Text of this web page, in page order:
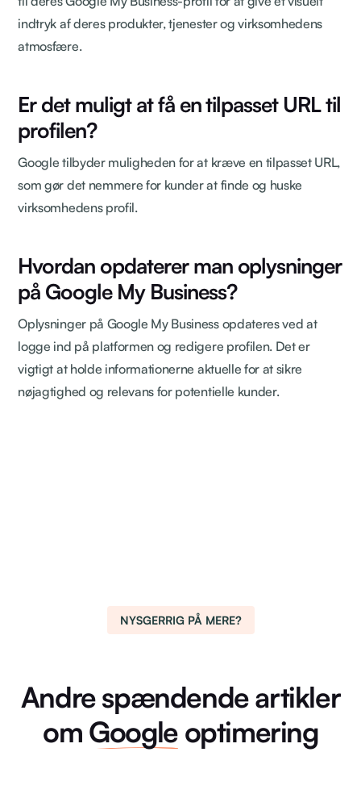
indtryk af deres produkter, tjenester og virksomhedens
atmosfære.
Er det muligt at få en tilpasset URL til
profilen?
Google tilbyder muligheden for at kræve en tilpasset URL,
som gør det nemmere for kunder at finde og huske
virksomhedens profil.
Hvordan opdaterer man oplysninger
på Google My Business?
Oplysninger på Google My Business opdateres ved at
logge ind på platformen og redigere profilen. Det er
vigtigt at holde informationerne aktuelle for at sikre
nøjagtighed og relevans for potentielle kunder.
NYSGERRIG PÅ MERE?
Andre spændende artikler
om Googleoptimering